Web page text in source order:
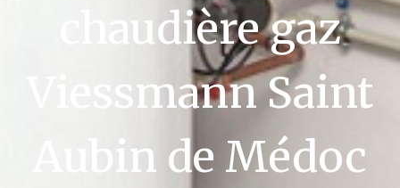
chaudière gaz
Viessmann Saint
Aubin de Médoc